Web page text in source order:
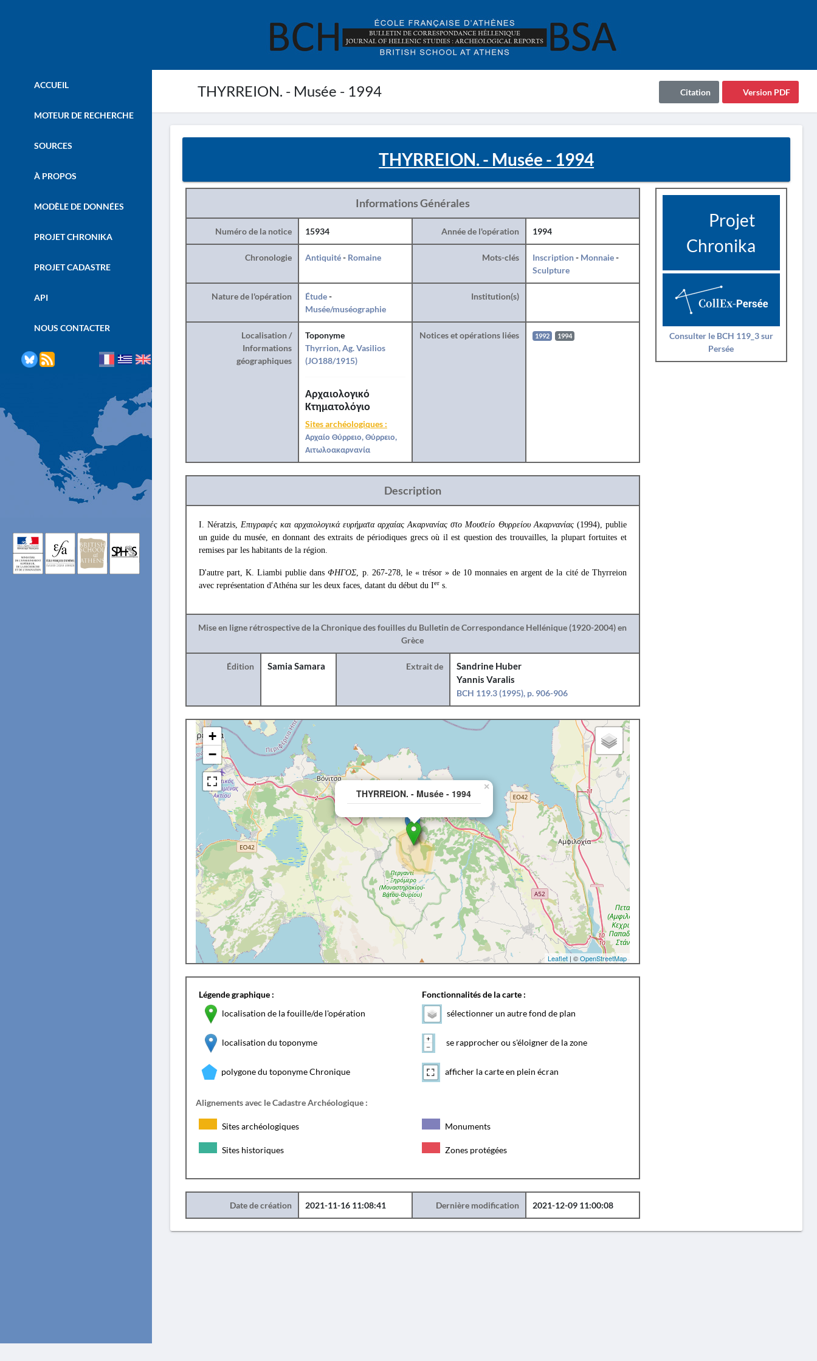
THYRREION. - Musée - 1994 Version PDF
Citation
ACCUEIL
MOTEUR DE RECHERCHE
SOURCES
À PROPOS
MODÈLE DE DONNÉES
PROJET CHRONIKA
PROJET CADASTRE
API
NOUS CONTACTER
THYRREION. - Musée - 1994
Informations Générales
Numéro de la notice 15934 Année de l'opération 1994
Chronologie Antiquité- Romaine Mots-clés Inscription- Monnaie-
Sculpture
Nature de l'opération Étude-
Musée/muséographie
Institution(s)
Localisation /
Informations
géographiques
Toponyme
Thyrrion, Ag. Vasilios
(JO188/1915)
Αρχαιολογικό
Κτηματολόγιο
Sites archéologiques :
Αρχαίο Θύρρειο, Θύρρειο,
Αιτωλοακαρνανία
Notices et opérations liées 1992 1994
Description
I. Nératzis,Επιγραφές και αρχαιολογικά ευρήματα αρχαίας Ακαρνανίας στο Μουσείο Θυρρείου Ακαρνανίας(1994), publie
un guide du musée, en donnant des extraits de périodiques grecs où il est question des trouvailles, la plupart fortuites et
remises par les habitants de la région.
D'autre part, K. Liambi publie dansΦΗΓΟΣ, p. 267-278, le « trésor » de 10 monnaies en argent de la cité de Thyrreion
avec représentation d'Athéna sur les deux faces, datant du début du Ier s.
Mise en ligne rétrospective de la Chronique des fouilles du Bulletin de Correspondance Hellénique (1920-2004) en
Grèce
Édition Samia Samara Extrait de
Sandrine Huber
Yannis Varalis
BCH 119.3 (1995), p. 906-906
THYRREION. - Musée - 1994
×
+
−
Leaflet| ©OpenStreetMap
Légende graphique :
localisation de la fouille/de l'opération
localisation du toponyme
polygone du toponyme Chronique
Fonctionnalités de la carte :
sélectionner un autre fond de plan
se rapprocher ou s'éloigner de la zone
afficher la carte en plein écran
Alignements avec le Cadastre Archéologique :
Sites archéologiques Monuments
Sites historiques Zones protégées
Date de création 2021-11-16 11:08:41 Dernière modification 2021-12-09 11:00:08
Projet
Chronika
Consulter le BCH 119_3 sur
Persée